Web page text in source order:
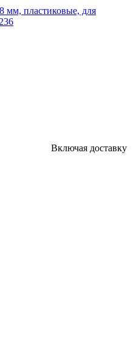
Включая доставку